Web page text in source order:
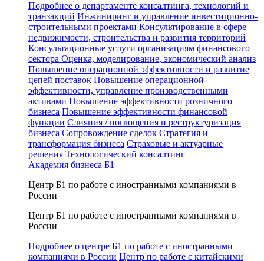
Подробнее о департаменте консалтинга, технологий и
транзакций Инжиниринг и управление инвестиционно-
строительными проектами Консультирование в сфере
недвижимости, строительства и развития территорий
Консультационные услуги организациям финансового
сектора Оценка, моделирование, экономический анализ
Повышение операционной эффективности и развитие
цепей поставок Повышение операционной
эффективности, управление производственными
активами Повышение эффективности розничного
бизнеса Повышение эффективности финансовой
функции Слияния / поглощения и реструктуризация
бизнеса Сопровождение сделок Стратегия и
трансформация бизнеса Страховые и актуарные
решения Технологический консалтинг
Академия бизнеса Б1
Центр Б1 по работе с иностранными компаниями в
России
Центр Б1 по работе с иностранными компаниями в
России
Подробнее о центре Б1 по работе с иностранными
компаниями в России Центр по работе с китайскими